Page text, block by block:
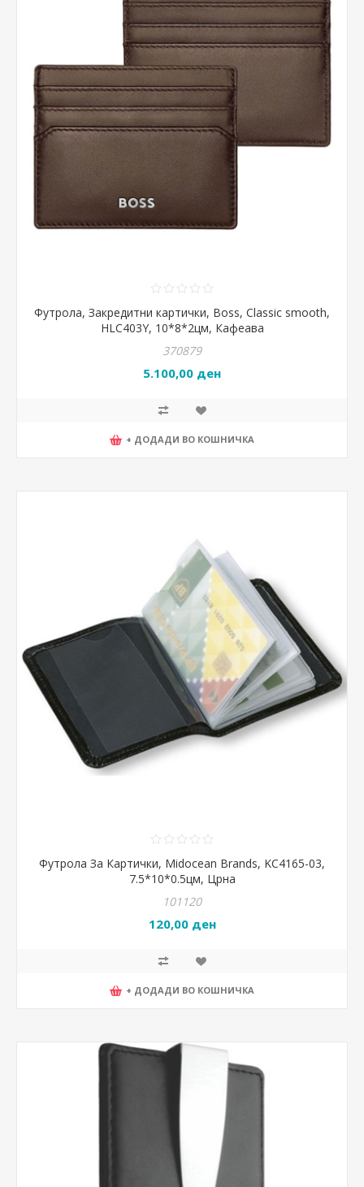
Футрола, Закредитни картички, Boss, Classic smooth,
HLC403Y, 10*8*2цм, Кафеава
370879
5.100,00 ден
+ ДОДАДИ ВО КОШНИЧКА
Футрола За Картички, Midocean Brands, KC4165-03,
7.5*10*0.5цм, Црна
101120
120,00 ден
+ ДОДАДИ ВО КОШНИЧКА